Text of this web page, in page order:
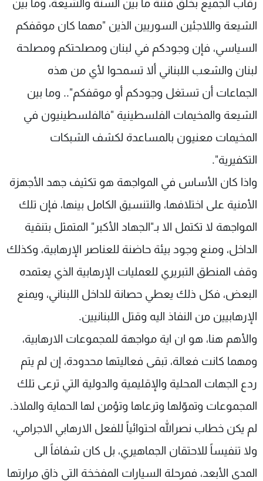
رقاب الجميع بخلق فتنة ما بين السنة والشيعة، وما بين
الشيعة واللاجئين السوريين الذين "مهما كان موقفكم
السياسي، فإن وجودكم في لبنان ومصلحتكم ومصلحة
لبنان والشعب اللبناني ألا تسمحوا لأي من هذه
الجماعات أن تستغل وجودكم أو موقفكم".. وما بين
الشيعة والمخيمات الفلسطينية "فالفلسطينيون في
المخيمات معنيون بالمساعدة لكشف الشبكات
التكفيرية".
واذا كان الأساس في المواجهة هو تكثيف جهد الأجهزة
الأمنية على اختلافها، والتنسيق الكامل بينها، فإن تلك
المواجهة لا تكتمل الا بـ"الجهاد الأكبر" المتمثل بتنقية
الداخل، ومنع وجود بيئة حاضنة للعناصر الإرهابية، وكذلك
وقف المنطق التبريري للعمليات الإرهابية الذي يعتمده
البعض، فكل ذلك يعطي حصانة للداخل اللبناني، ويمنع
الإرهابيين من النفاذ اليه وقتل اللبنانيين.
والأهم هنا، هو ان اية مواجهة للمجموعات الارهابية،
ومهما كانت فعالة، تبقى فعاليتها محدودة، إن لم يتم
ردع الجهات المحلية والإقليمية والدولية التي ترعى تلك
المجموعات وتموّلها وترعاها وتؤمن لها الحماية والملاذ.
لم يكن خطاب نصرالله احتوائياً للفعل الارهابي الاجرامي،
ولا تنفيساً للاحتقان الجماهيري، بل كان شفافاً الى
المدى الأبعد، فمرحلة السيارات المفخخة التي ذاق مرارتها